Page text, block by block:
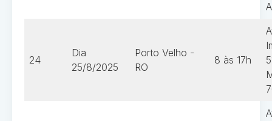
24
Dia
25/8/2025
Porto Velho -
RO
8 às 17h